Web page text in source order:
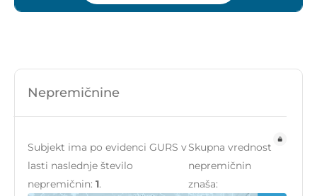
Nepremičnine
Subjekt ima po evidenci GURS v
lasti naslednje število
nepremičnin: 1.
Skupna vrednost
nepremičnin
znaša: